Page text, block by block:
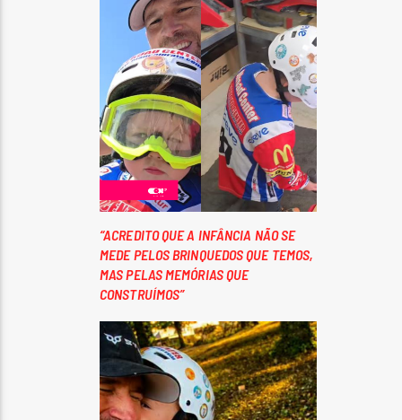
“ACREDITO QUE A INFÂNCIA NÃO SE
MEDE PELOS BRINQUEDOS QUE TEMOS,
MAS PELAS MEMÓRIAS QUE
CONSTRUÍMOS”